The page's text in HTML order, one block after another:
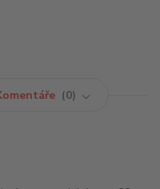
0